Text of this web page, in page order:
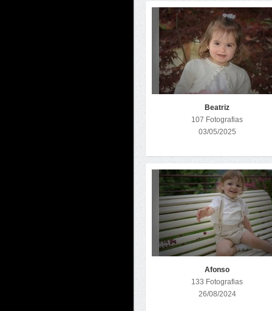
Beatriz
107 Fotografias
03/05/2025
Afonso
133 Fotografias
26/08/2024